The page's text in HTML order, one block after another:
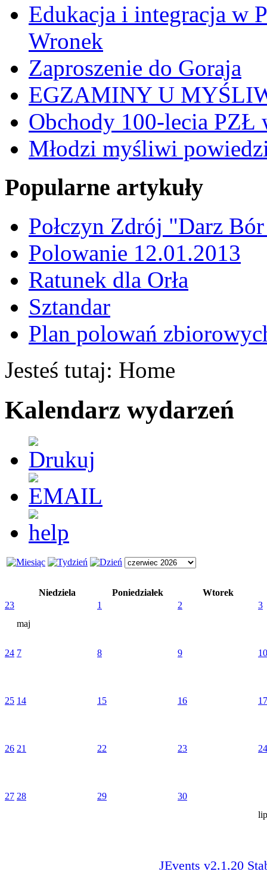
Edukacja i integracja w
Wronek
Zaproszenie do Goraja
EGZAMINY U
Obchody 100-lecia PZŁ
Młodzi myśliwi
Popularne artykuły
Połczyn Zdrój "Darz
Polowanie 12.01.2013
Ratunek dla Orła
Sztandar
Plan polowań
Jesteś tutaj: Home
Kalendarz wydarzeń
Niedziela Poniedziałek
Wtorek
23
maj
1 2 3
24 7 8 9 10
25 14 15 16 17
26 21 22 23 24
27 28 29
30
JEvents v2.1.20